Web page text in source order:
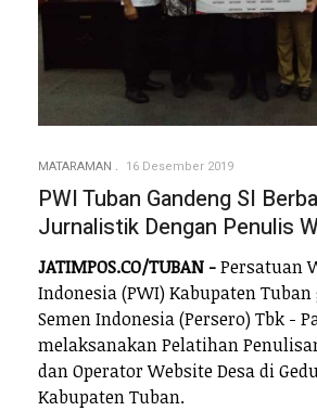
MATARAMAN 16 Desember 2019
PWI Tuban Gandeng SI
Jurnalistik Dengan Penulis
JATIMPOS.CO/TUBAN -Persatuan
Indonesia (PWI) Kabupaten Tuban
Semen Indonesia (Persero) Tbk -
melaksanakan Pelatihan
dan Operator Website Desa di
Kabupaten Tuban.